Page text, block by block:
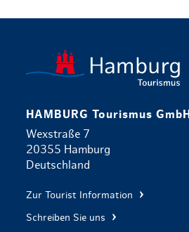
HAMBURG Tourismus GmbH
Wexstraße 7
20355 Hamburg
Deutschland
Zur Tourist Information
Schreiben Sie uns